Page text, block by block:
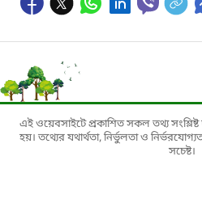
এই ওয়েবসাইটে প্রকাশিত সকল তথ্য
হয়। তথ্যের যথার্থতা, নির্ভুলতা ও
সচেষ্ট।